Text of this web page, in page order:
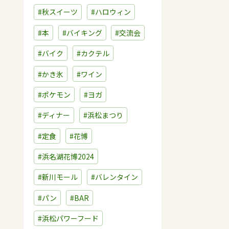
#秋スイーツ #ハロウィン
#本 #バイキング #交流会
#バイク #カクテル
#かき氷 #ワイン
#ポケモン #ヨガ
#ディナー #浜松まつり
#定食 #花博
#浜名湖花博2024
#新川モール #バレンタイン
#パン #BAR
#浜松パワーフード